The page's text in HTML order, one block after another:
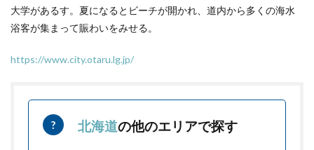
大学があるす。夏になるとビーチが開かれ、道内から多くの海水
浴客が集まって賑わいをみせる。
https://www.city.otaru.lg.jp/
北海道の他のエリアで探す